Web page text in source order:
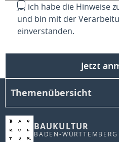
Ja, ich habe die Hinweise
und bin mit der
einverstanden.
Jetzt
BAUKULTUR
BADEN-WÜRTTEMBERG
Themenübersicht